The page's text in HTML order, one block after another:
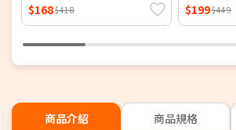
$168$418 $199$449
商品介紹 商品規格